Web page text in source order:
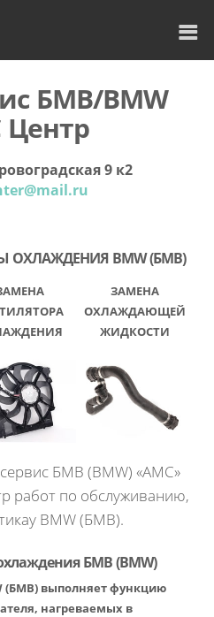
БМВ/BMW
9 к2
ОХЛАЖДЕНИЯ BMW (БМВ)
ЗАМЕНА
ОХЛАЖДАЮЩЕЙ
ЖИДКОСТИ
БМВ (BMW) «АМС»
работ по обслуживанию,
BMW (БМВ).
БМВ (BMW)
(БМВ) выполняет функцию
нагреваемых в